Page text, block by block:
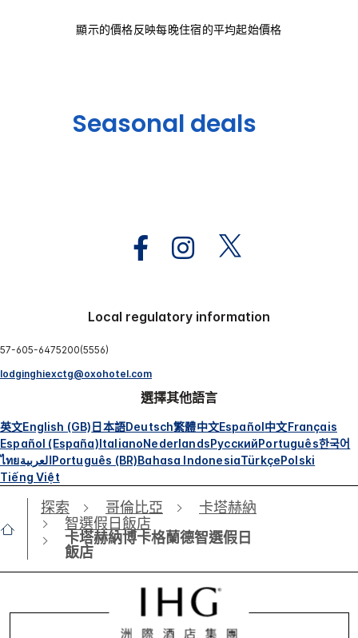
顯示的價格反映每晚住宿的平均起始價格
Seasonal deals
Local regulatory information
57-605-6475200(5556)
lodginghiexctg@oxohotel.com
選擇其他語言
英文English (GB)日本語Deutsch繁體中文Español中文Français
Español (España)ItalianoNederlandsРусскийPortuguês한국어
ไทยالعربيةPortuguês (BR)Bahasa IndonesiaTürkçePolski
Tiếng Việt
探索 哥倫比亞
卡塔赫納
智選假日飯店
卡塔赫納博卡格蘭德智選假日
飯店